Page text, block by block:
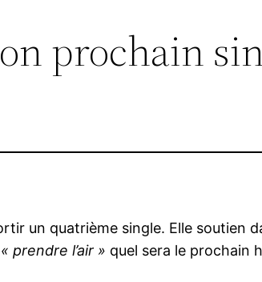
prochain
un quatrième single. Elle soutien
« prendre l’air » quel sera le prochain